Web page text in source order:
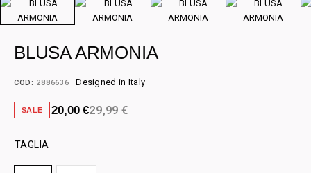
BLUSA ARMONIA
COD: 2886636 Designed in Italy
SALE 29,99€
20,00€
TAGLIA